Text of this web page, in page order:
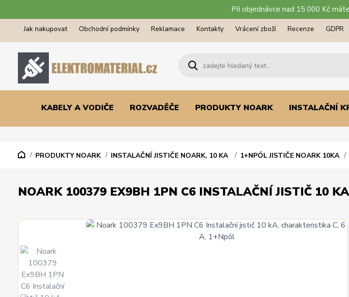
Při objednávce nad 15 000 Kč
Jak nakupovat Obchodní podmínky Reklamace Kontakty Vrácení zboží Recenze GDPR
KABELY A VODIČE ROZVADĚČE PRODUKTY NOARK INSTALAČNÍ
PRODUKTY NOARK INSTALAČNÍ JISTIČE NOARK, 10 KA 1+NPÓL JISTIČE NOARK 10KA
NOARK 100379 EX9BH 1PN C6 INSTALAČNÍ JISTIČ 10